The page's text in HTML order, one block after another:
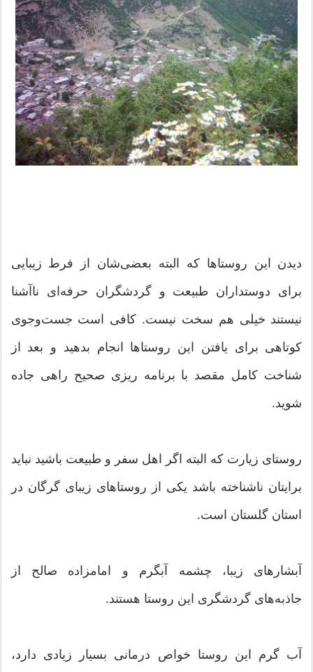
دیدن این روستاها که البته بعضی‌شان از فرط زیبایی
برای دوستداران طبیعت و گردشگران حرفه‌ای ناآشنا
نیستند خیلی هم سخت نیست. کافی است جست‌وجوی
کوتاهی برای یافتن این روستاها انجام بدهید و بعد از
شناخت کامل مقصد با برنامه ریزی صحیح راهی جاده
شوید.
روستای زیارت که البته اگر اهل سفر و طبیعت باشید نباید
برایتان ناشناخته باشد یکی از روستاهای زیبای گرگان در
استان گلستان است.
آبشارهای زیبا، چشمه آبگرم و امامزاده صالح از
جاذبه‌های گردشگری این روستا هستند.
آب گرم این روستا خواص درمانی بسیار زیادی دارد،